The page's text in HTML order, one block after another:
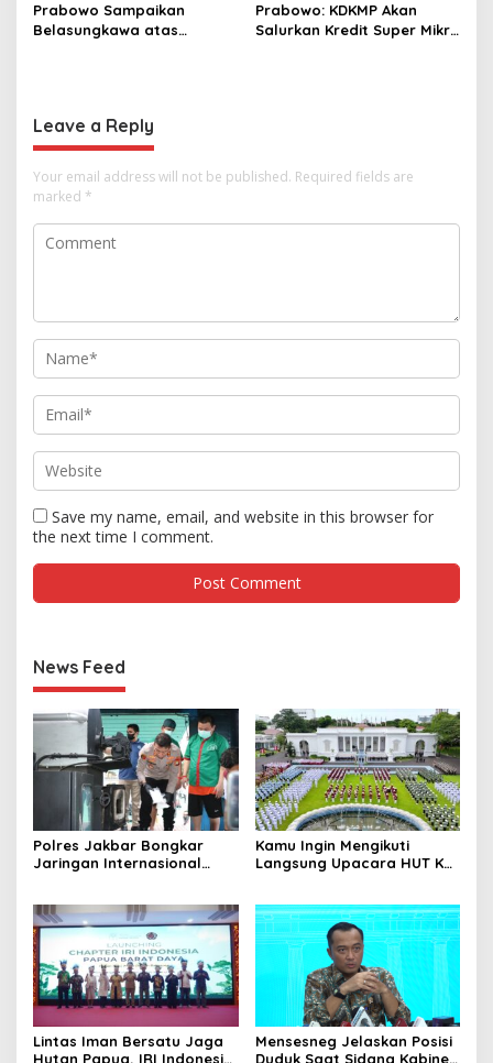
Prabowo Sampaikan
Belasungkawa atas
Prabowo: KDKMP Akan
Salurkan Kredit Super Mikro
Leave a Reply
Your email address will not be published. Required fields are
marked *
Save my name, email, and website in this browser for
the next time I comment.
News Feed
Polres Jakbar Bongkar
Jaringan Internasional
Diringkus dan Barang Bukti
1,1 Ton Rp119 Miliar
Dimusnahkan
Kamu Ingin Mengikuti
Langsung Upacara HUT Ke-
Pendaftaran Resminya di
Sini
Lintas Iman Bersatu Jaga
Hutan Papua, IRI Indonesia
Mensesneg Jelaskan Posisi
Duduk Saat Sidang Kabinet: